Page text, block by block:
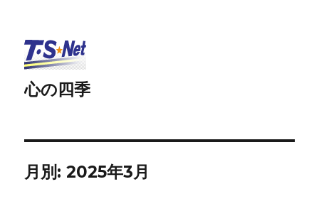
心の四季
月別: 2025年3月